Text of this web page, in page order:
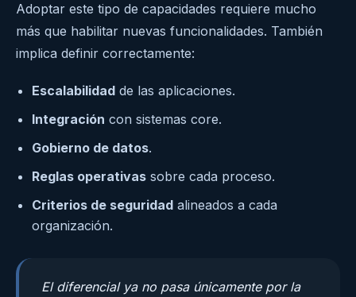
Adoptar este tipo de capacidades requiere mucho
más que habilitar nuevas funcionalidades. También
implica definir correctamente:
Escalabilidad de las aplicaciones.
Integración con sistemas core.
Gobierno de datos.
Reglas operativas sobre cada proceso.
Criterios de seguridad alineados a cada
organización.
El diferencial ya no pasa únicamente por la